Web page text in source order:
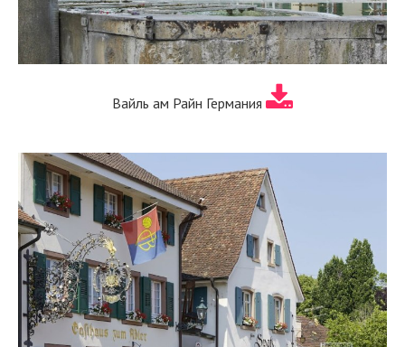
Вайль ам Райн Германия